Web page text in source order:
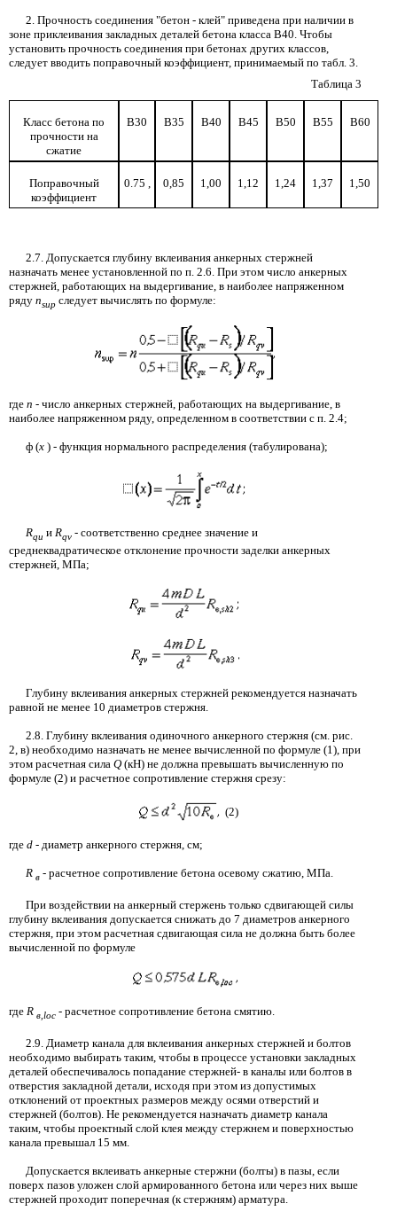
2.Прочность соединения "бетон - клей" приведена при наличии в
зоне приклеивания закладных деталей бетона класса В40. Чтобы
установить прочность соединения при бетонах других классов,
следует вводить поправочный коэффициент, принимаемый по табл. 3.
Таблица 3
Класс бетона по
прочности на
сжатие
В30 В35 В40 В45 В50 В55 В60
Поправочный
коэффициент
0.75 , 0,85 1,00 1,12 1,24 1,37 1,50
2.7.Допускается глубину вклеивания анкерных стержней
назначать менее установленной по п. 2.6. При этом число анкерных
стержней, работающих на выдергивание, в наиболее напряженном
ряду nsup следует вычислять по формуле:
где n - число анкерных стержней, работающих на выдергивание, в
наиболее напряженном ряду, определенном в соответствии с п. 2.4;
ф (х) - функция нормального распределения (табулирована);
Rqu и Rqv -соответственно среднее значение и
среднеквадратическое отклонение прочности заделки анкерных
стержней, МПа;
Глубину вклеивания анкерных стержней рекомендуется назначать
равной не менее 10 диаметров стержня.
2.8.Глубину вклеивания одиночного анкерного стержня (см. рис.
2, в) необходимо назначать не менее вычисленной по формуле (1), при
этом расчетная сила Q (кН) не должна превышать вычисленную по
формуле (2) и расчетное сопротивление стержня срезу:
(2)
где d - диаметр анкерного стержня, см;
R в -расчетное сопротивление бетона осевому сжатию, МПа.
При воздействии на анкерный стержень только сдвигающей силы
глубину вклеивания допускается снижать до 7 диаметров анкерного
стержня, при этом расчетная сдвигающая сила не должна быть более
вычисленной по формуле
где R в ,loc - расчетное сопротивление бетона смятию.
2.9. Диаметр канала для вклеивания анкерных стержней и болтов
необходимо выбирать таким, чтобы в процессе установки закладных
деталей обеспечивалось попадание стержней- в каналы или болтов в
отверстия закладной детали, исходя при этом из допустимых
отклонений от проектных размеров между осями отверстий и
стержней (болтов). Не рекомендуется назначать диаметр канала
таким, чтобы проектный слой клея между стержнем и поверхностью
канала превышал 15 мм.
Допускается вклеивать анкерные стержни (болты) в пазы, если
поверх пазов уложен слой армированного бетона или через них выше
стержней проходит поперечная (к стержням) арматура.